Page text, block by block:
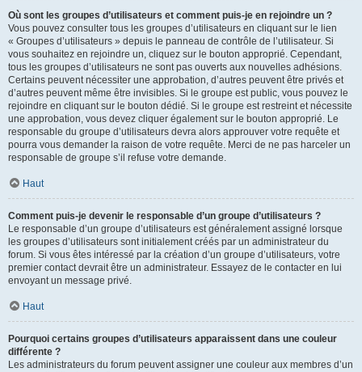
Où sont les groupes d’utilisateurs et comment puis-je en rejoindre un ?
Vous pouvez consulter tous les groupes d’utilisateurs en cliquant sur le lien
« Groupes d’utilisateurs » depuis le panneau de contrôle de l’utilisateur. Si
vous souhaitez en rejoindre un, cliquez sur le bouton approprié. Cependant,
tous les groupes d’utilisateurs ne sont pas ouverts aux nouvelles adhésions.
Certains peuvent nécessiter une approbation, d’autres peuvent être privés et
d’autres peuvent même être invisibles. Si le groupe est public, vous pouvez le
rejoindre en cliquant sur le bouton dédié. Si le groupe est restreint et nécessite
une approbation, vous devez cliquer également sur le bouton approprié. Le
responsable du groupe d’utilisateurs devra alors approuver votre requête et
pourra vous demander la raison de votre requête. Merci de ne pas harceler un
responsable de groupe s’il refuse votre demande.
Haut
Comment puis-je devenir le responsable d’un groupe d’utilisateurs ?
Le responsable d’un groupe d’utilisateurs est généralement assigné lorsque
les groupes d’utilisateurs sont initialement créés par un administrateur du
forum. Si vous êtes intéressé par la création d’un groupe d’utilisateurs, votre
premier contact devrait être un administrateur. Essayez de le contacter en lui
envoyant un message privé.
Haut
Pourquoi certains groupes d’utilisateurs apparaissent dans une couleur
différente ?
Les administrateurs du forum peuvent assigner une couleur aux membres d’un